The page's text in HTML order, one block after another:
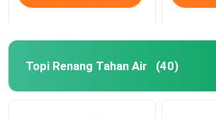
Topi Renang Tahan Air (40)